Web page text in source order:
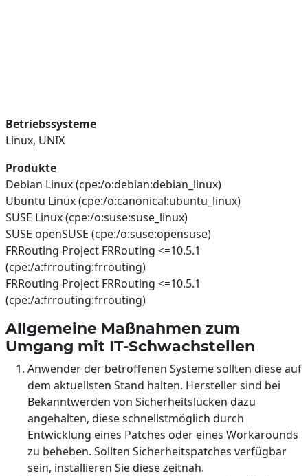
Betriebssysteme
Linux, UNIX
Produkte
Debian Linux (cpe:/o:debian:debian_linux)
Ubuntu Linux (cpe:/o:canonical:ubuntu_linux)
SUSE Linux (cpe:/o:suse:suse_linux)
SUSE openSUSE (cpe:/o:suse:opensuse)
FRRouting Project FRRouting <=10.5.1
(cpe:/a:frrouting:frrouting)
FRRouting Project FRRouting <=10.5.1
(cpe:/a:frrouting:frrouting)
Allgemeine Maßnahmen zum
Umgang mit IT-Schwachstellen
Anwender der betroffenen Systeme sollten diese auf
dem aktuellsten Stand halten. Hersteller sind bei
Bekanntwerden von Sicherheitslücken dazu
angehalten, diese schnellstmöglich durch
Entwicklung eines Patches oder eines Workarounds
zu beheben. Sollten Sicherheitspatches verfügbar
sein, installieren Sie diese zeitnah.